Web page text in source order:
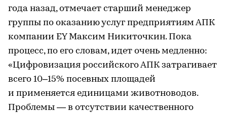
года назад, отмечает старший менеджер
группы по оказанию услуг предприятиям АПК
компании EY Максим Никиточкин. Пока
процесс, по его словам, идет очень медленно:
«Цифровизация российского АПК затрагивает
всего 10–15% посевных площадей
и применяется единицами животноводов.
Проблемы — в отсутствии качественного